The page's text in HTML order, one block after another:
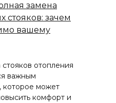
замена
стояков: зачем
вашему
отопления
важным
которое может
комфорт и